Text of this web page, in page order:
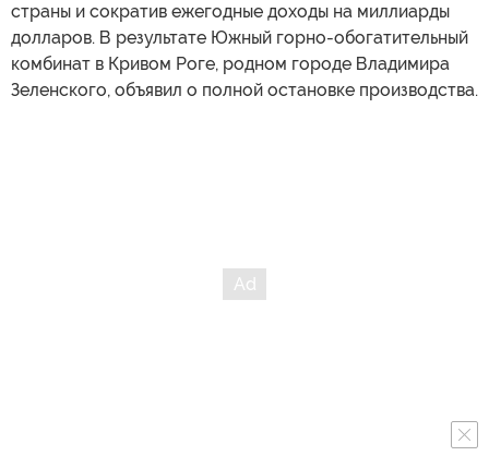
страны и сократив ежегодные доходы на миллиарды
долларов. В результате Южный горно-обогатительный
комбинат в Кривом Роге, родном городе Владимира
Зеленского, объявил о полной остановке производства.